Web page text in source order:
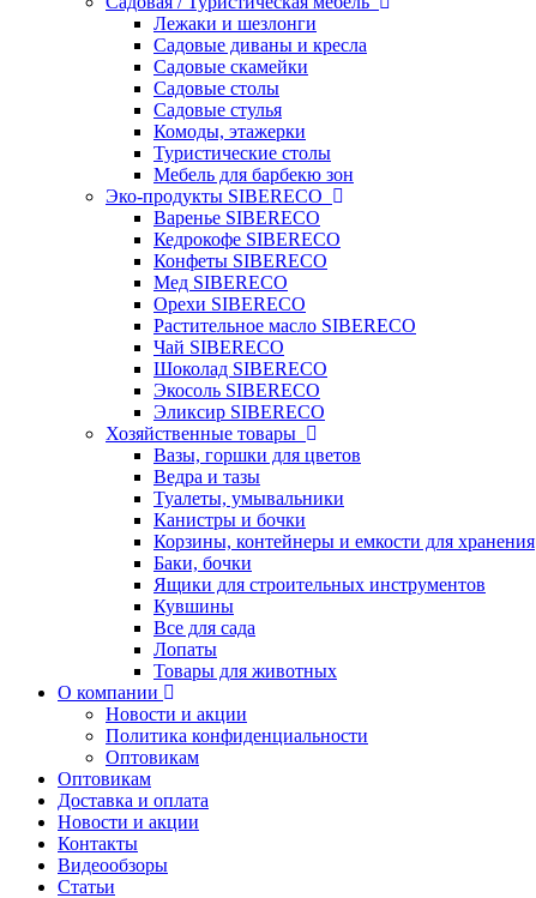
Лежаки и шезлонги
Садовые диваны и кресла
Садовые скамейки
Садовые столы
Садовые стулья
Комоды, этажерки
Туристические столы
Мебель для барбекю зон
Эко-продукты SIBERECO
Варенье SIBERECO
Кедрокофе SIBERECO
Конфеты SIBERECO
Мед SIBERECO
Орехи SIBERECO
Растительное масло SIBERECO
Чай SIBERECO
Шоколад SIBERECO
Экосоль SIBERECO
Эликсир SIBERECO
Хозяйственные товары
Вазы, горшки для цветов
Ведра и тазы
Туалеты, умывальники
Канистры и бочки
Корзины, контейнеры и емкости для хранения
Баки, бочки
Ящики для строительных инструментов
Кувшины
Все для сада
Лопаты
Товары для животных
О компании
Новости и акции
Политика конфиденциальности
Оптовикам
Оптовикам
Доставка и оплата
Новости и акции
Контакты
Видеообзоры
Статьи